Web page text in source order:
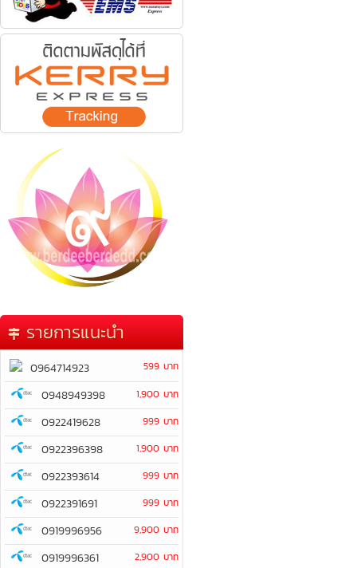
รายการแนะนำ
0964714923 599 บาท
0948949398 1,900 บาท
0922419628 999 บาท
0922396398 1,900 บาท
0922393614 999 บาท
0922391691 999 บาท
0919996956 9,900 บาท
0919996361 2,900 บาท